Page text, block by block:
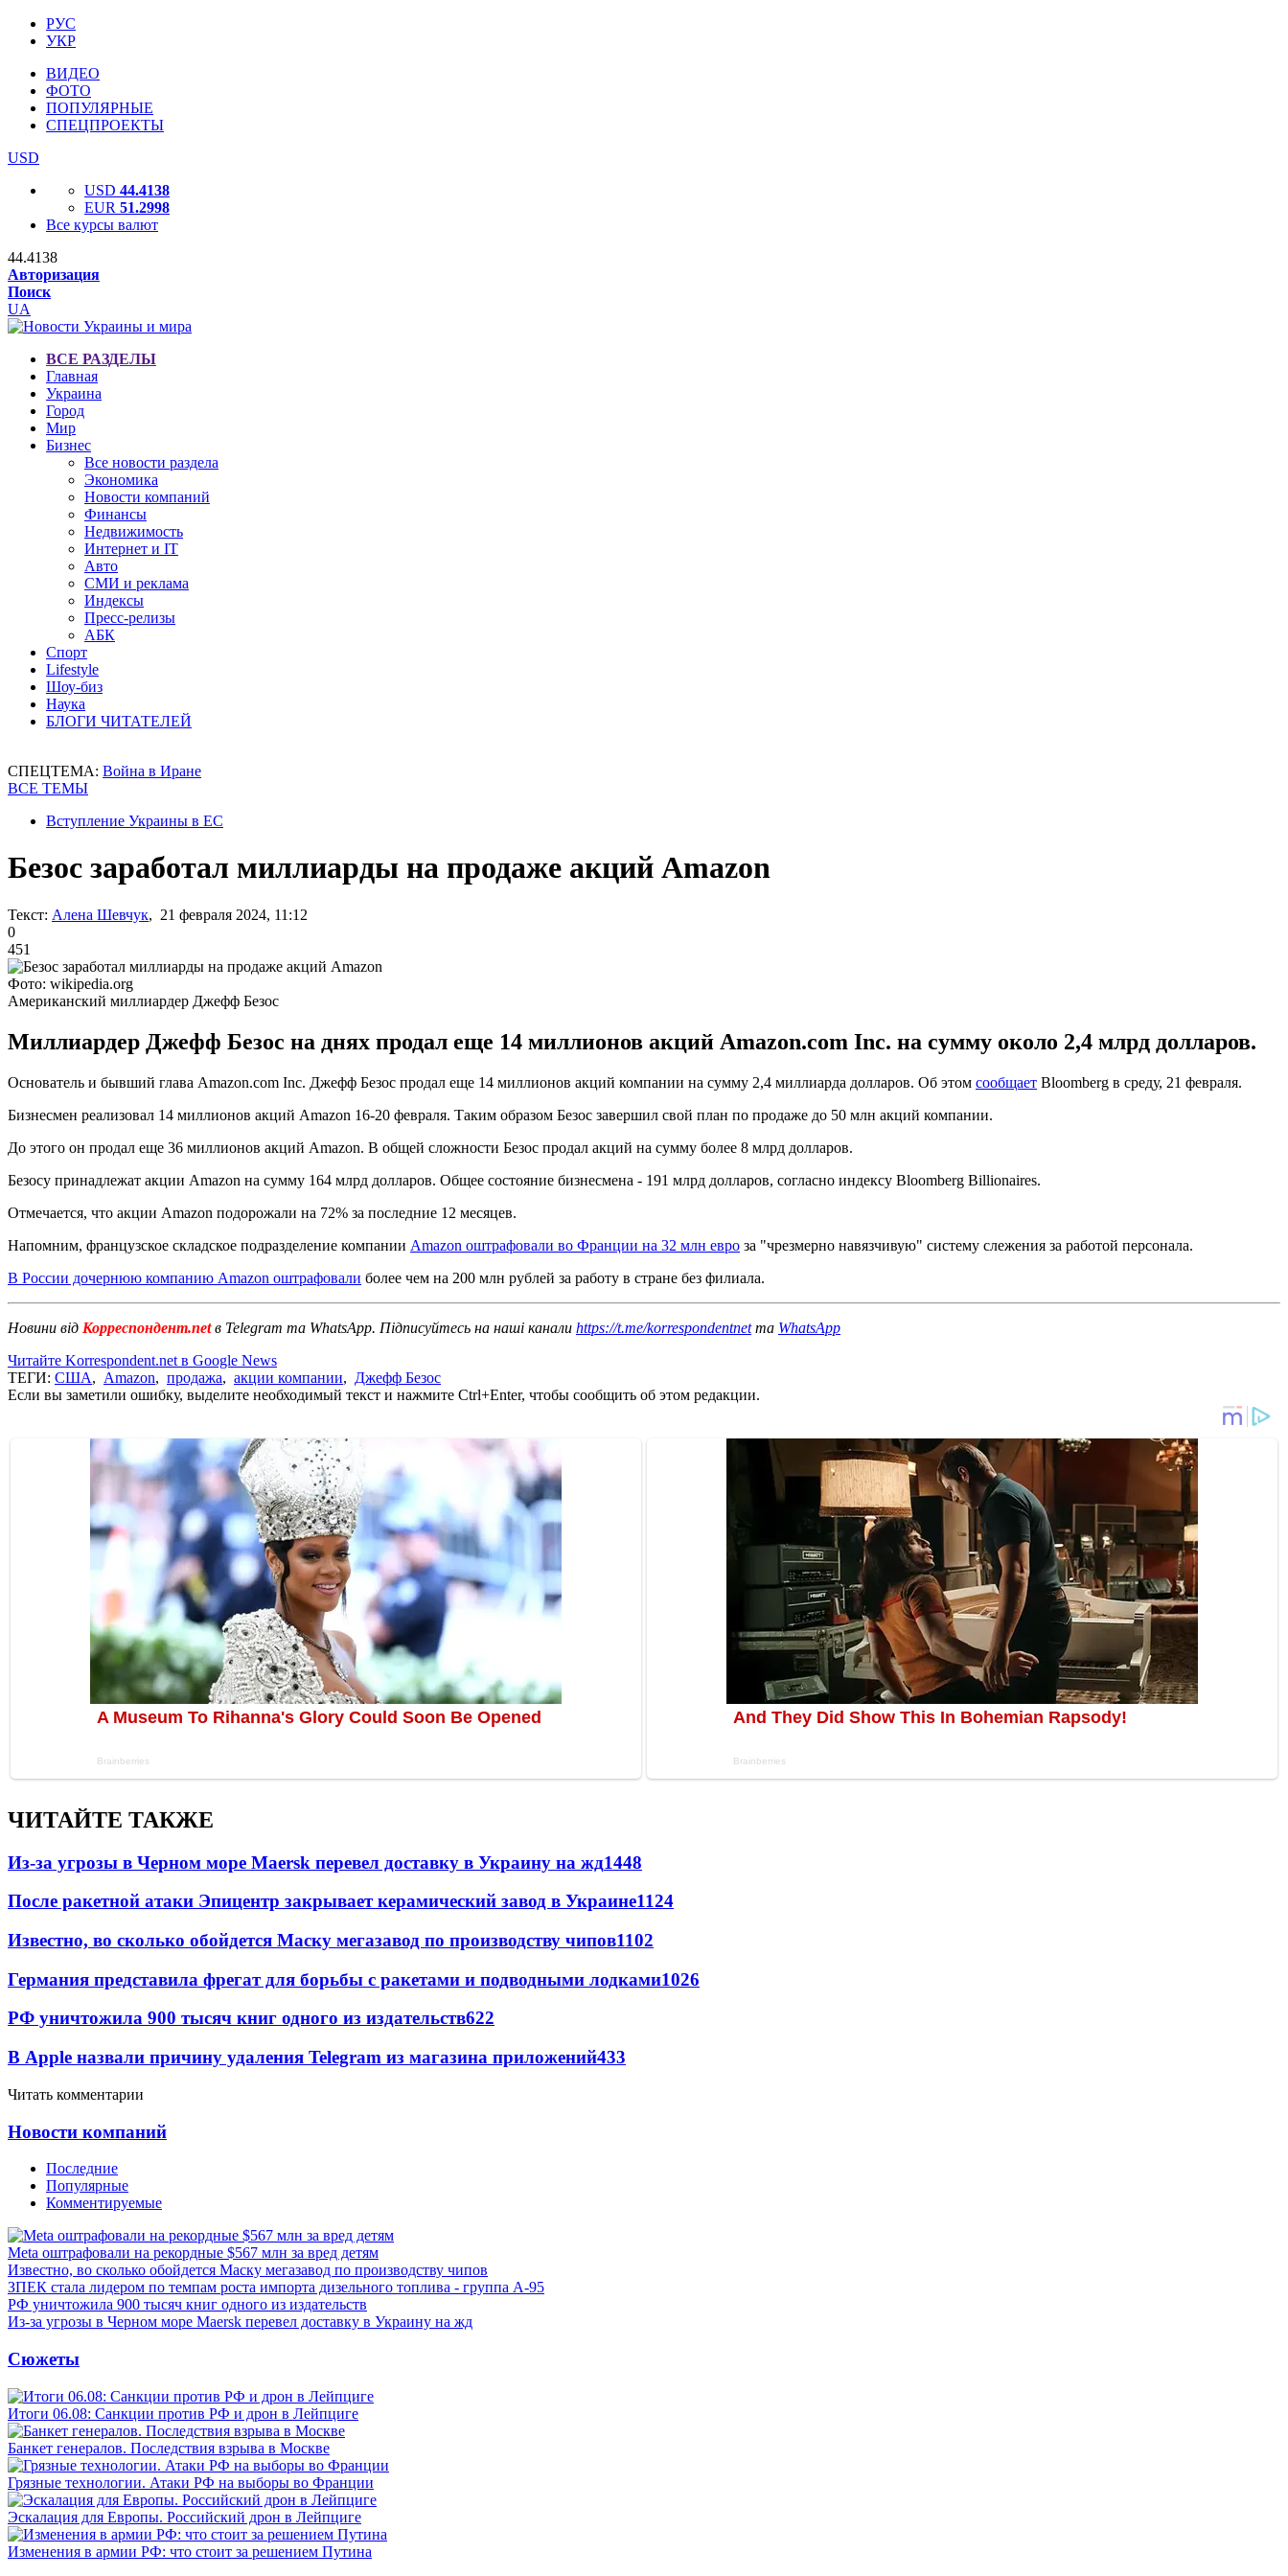
РУС
УКР
ВИДЕО
ФОТО
ПОПУЛЯРНЫЕ
СПЕЦПРОЕКТЫ
USD
USD 44.4138
EUR 51.2998
Все курсы валют
44.4138
Авторизация
Поиск
UA
ВСЕ РАЗДЕЛЫ
Главная
Украина
Город
Мир
Бизнес
Все новости раздела
Экономика
Новости компаний
Финансы
Недвижимость
Интернет и IT
Авто
СМИ и реклама
Индексы
Пресс-релизы
АБК
Спорт
Lifestyle
Шоу-биз
Наука
БЛОГИ ЧИТАТЕЛЕЙ
СПЕЦТЕМА: Война в Иране
ВСЕ ТЕМЫ
Вступление Украины в ЕС
Безос заработал миллиарды на продаже акций Amazon
Текст: Алена Шевчук, 21 февраля 2024, 11:12
0
451
Фото: wikipedia.org
Американский миллиардер Джефф Безос
Миллиардер Джефф Безос на днях продал еще 14 миллионов акций Amazon.com Inc. на сумму около 2,4 млрд долларов.
Основатель и бывший глава Amazon.com Inc. Джефф Безос продал еще 14 миллионов акций компании на сумму 2,4 миллиарда долларов. Об этом сообщает Bloomberg в среду, 21 февраля.
Бизнесмен реализовал 14 миллионов акций Amazon 16-20 февраля. Таким образом Безос завершил свой план по продаже до 50 млн акций компании.
До этого он продал еще 36 миллионов акций Amazon. В общей сложности Безос продал акций на сумму более 8 млрд долларов.
Безосу принадлежат акции Amazon на сумму 164 млрд долларов. Общее состояние бизнесмена - 191 млрд долларов, согласно индексу Bloomberg Billionaires.
Отмечается, что акции Amazon подорожали на 72% за последние 12 месяцев.
Напомним, французское складское подразделение компании Amazon оштрафовали во Франции на 32 млн евро за "чрезмерно навязчивую" систему слежения за работой персонала.
В России дочернюю компанию Amazon оштрафовали более чем на 200 млн рублей за работу в стране без филиала.
Новини від Корреспондент.netв Telegram та WhatsApp. Підписуйтесь на наші канали https://t.me/korrespondentnetта WhatsApp
Читайте Korrespondent.net в Google News
ТЕГИ: США, Amazon, продажа, акции компании, Джефф Безос
Если вы заметили ошибку, выделите необходимый текст и нажмите Ctrl+Enter, чтобы сообщить об этом редакции.
ЧИТАЙТЕ ТАКЖЕ
Из-за угрозы в Черном море Maersk перевел доставку в Украину на жд1448
После ракетной атаки Эпицентр закрывает керамический завод в Украине1124
Известно, во сколько обойдется Маску мегазавод по производству чипов1102
Германия представила фрегат для борьбы с ракетами и подводными лодками1026
РФ уничтожила 900 тысяч книг одного из издательств622
В Apple назвали причину удаления Telegram из магазина приложений433
Читать комментарии
Новости компаний
Последние
Популярные
Комментируемые
Meta оштрафовали на рекордные $567 млн за вред детям
Известно, во сколько обойдется Маску мегазавод по производству чипов
ЗПЕК стала лидером по темпам роста импорта дизельного топлива - группа А-95
РФ уничтожила 900 тысяч книг одного из издательств
Из-за угрозы в Черном море Maersk перевел доставку в Украину на жд
Сюжеты
Итоги 06.08: Санкции против РФ и дрон в Лейпциге
Банкет генералов. Последствия взрыва в Москве
Грязные технологии. Атаки РФ на выборы во Франции
Эскалация для Европы. Российский дрон в Лейпциге
Изменения в армии РФ: что стоит за решением Путина